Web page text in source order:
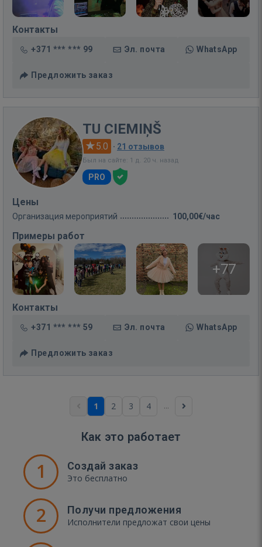
Контакты
+371 *** *** 99 Эл. почта WhatsApp
Предложить заказ
TU CIEMIŅŠ
5.0 · 21 отзывов
Был на сайте: 1 д. 20 ч. назад
PRO
Цены
Организация мероприятий 100,00€/час
Примеры работ
+77
Контакты
+371 *** *** 59 Эл. почта WhatsApp
Предложить заказ
1 2 3 4 ...
Как это работает
1 Создай заказ
Это бесплатно
2 Получи предложения
Исполнители предложат свои цены